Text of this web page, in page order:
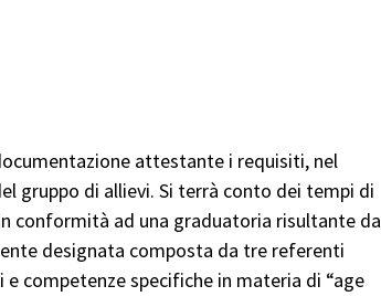
attestante i requisiti, nel
gruppo di allievi. Si terrà conto dei tempi di
conformità ad una graduatoria risultante da
designata composta da tre referenti
competenze specifiche in materia di “age